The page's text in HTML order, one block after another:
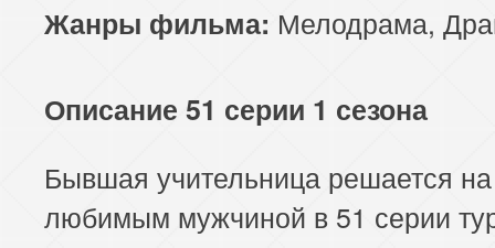
Жанры фильма: Мелодрама,
Описание 51 серии 1 сезона
Бывшая учительница решается
любимым мужчиной в 51 серии